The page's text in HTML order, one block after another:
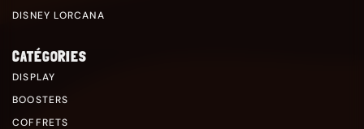
DISNEY LORCANA
CATÉGORIES
DISPLAY
BOOSTERS
COFFRETS